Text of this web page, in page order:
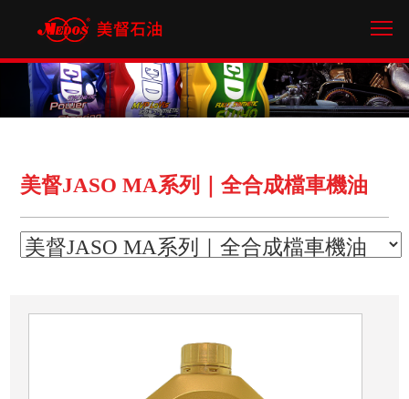
美督JASO MA系列｜全合成檔車機油